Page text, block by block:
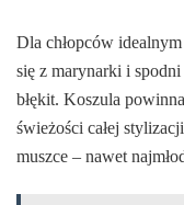
Dla chłopców
się z marynarki i
błękit. Koszula
świeżości całej
muszce – nawet